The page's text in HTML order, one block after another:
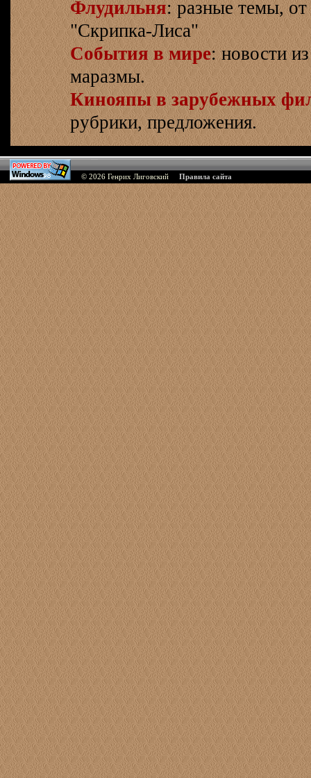
Флудильня: разные темы,
"Скрипка-Лиса"
События в мире: новости
маразмы.
Кинояпы в зарубежных
рубрики, предложения.
© 2026 Генрих Лиговский Правила сайта